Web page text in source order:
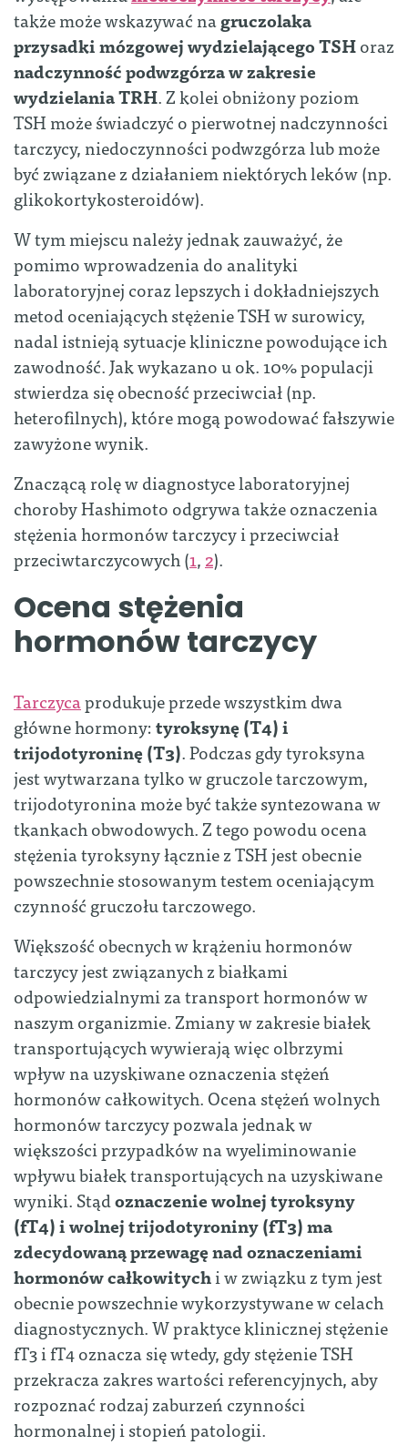
także może wskazywać nagruczolaka
przysadki mózgowej wydzielającego TSHoraz
nadczynność podwzgórza w zakresie
wydzielania TRH. Z kolei obniżony poziom
TSH może świadczyć o pierwotnej nadczynności
tarczycy, niedoczynności podwzgórza lub może
być związane z działaniem niektórych leków (np.
glikokortykosteroidów).
W tym miejscu należy jednak zauważyć, że
pomimo wprowadzenia do analityki
laboratoryjnej coraz lepszych i dokładniejszych
metod oceniających stężenie TSH w surowicy,
nadal istnieją sytuacje kliniczne powodujące ich
zawodność. Jak wykazano u ok. 10% populacji
stwierdza się obecność przeciwciał (np.
heterofilnych), które mogą powodować fałszywie
zawyżone wynik.
Znaczącą rolę w diagnostyce laboratoryjnej
choroby Hashimoto odgrywa także oznaczenia
stężenia hormonów tarczycy i przeciwciał
przeciwtarczycowych (1,2).
Ocena stężenia
hormonów tarczycy
Tarczycaprodukuje przede wszystkim dwa
główne hormony:tyroksynę (T4) i
trijodotyroninę (T3). Podczas gdy tyroksyna
jest wytwarzana tylko w gruczole tarczowym,
trijodotyronina może być także syntezowana w
tkankach obwodowych. Z tego powodu ocena
stężenia tyroksyny łącznie z TSH jest obecnie
powszechnie stosowanym testem oceniającym
czynność gruczołu tarczowego.
Większość obecnych w krążeniu hormonów
tarczycy jest związanych z białkami
odpowiedzialnymi za transport hormonów w
naszym organizmie. Zmiany w zakresie białek
transportujących wywierają więc olbrzymi
wpływ na uzyskiwane oznaczenia stężeń
hormonów całkowitych. Ocena stężeń wolnych
hormonów tarczycy pozwala jednak w
większości przypadków na wyeliminowanie
wpływu białek transportujących na uzyskiwane
wyniki. Stądoznaczenie wolnej tyroksyny
(fT4) i wolnej trijodotyroniny (fT3) ma
zdecydowaną przewagę nad oznaczeniami
hormonów całkowitychi w związku z tym jest
obecnie powszechnie wykorzystywane w celach
diagnostycznych. W praktyce klinicznej stężenie
fT3 i fT4 oznacza się wtedy, gdy stężenie TSH
przekracza zakres wartości referencyjnych, aby
rozpoznać rodzaj zaburzeń czynności
hormonalnej i stopień patologii.